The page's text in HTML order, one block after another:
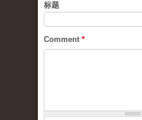
标题
Comment *